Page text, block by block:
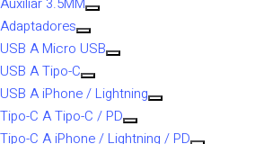
Adaptadores
USB A Micro USB
USB A Tipo-C
USB A iPhone / Lightning
Tipo-C A Tipo-C / PD
Tipo-C A iPhone / Lightning / PD